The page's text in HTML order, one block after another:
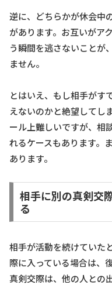
逆に、どちらかが休会中
があります。お互いがア
う瞬間を逃さないことが
ません。
とはいえ、もし相手がす
えないのかと絶望してし
ール上難しいですが、相
れるケースもあります。
あります。
相手に別の真剣交
る
相手が活動を続けていた
際に入っている場合は、
真剣交際は、他の人との